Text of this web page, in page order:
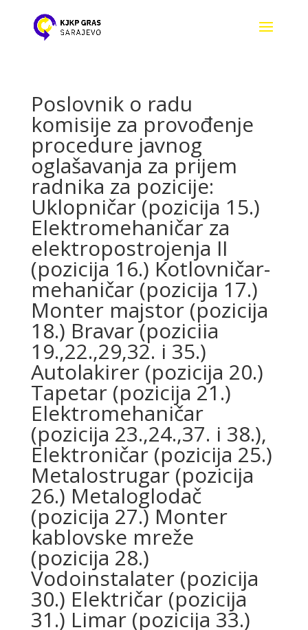
Poslovnik o radu
komisije za provođenje
procedure javnog
oglašavanja za prijem
radnika za pozicije:
Uklopničar (pozicija 15.)
Elektromehaničar za
elektropostrojenja II
(pozicija 16.) Kotlovničar-
mehaničar (pozicija 17.)
Monter majstor (pozicija
18.) Bravar (poziciia
19.,22.,29,32. i 35.)
Autolakirer (pozicija 20.)
Tapetar (pozicija 21.)
Elektromehaničar
(pozicija 23.,24.,37. i 38.),
Elektroničar (pozicija 25.)
Metalostrugar (pozicija
26.) Metaloglodač
(pozicija 27.) Monter
kablovske mreže
(pozicija 28.)
Vodoinstalater (pozicija
30.) Električar (pozicija
31.) Limar (pozicija 33.)